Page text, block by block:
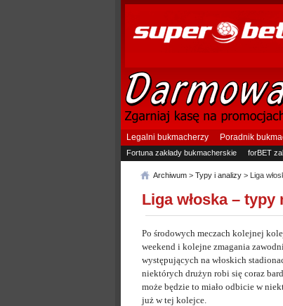
Legalni bukmacherzy Poradnik
Fortuna zakłady bukmacherskie forBET
Archiwum > Typy i analizy > Liga
Liga włoska – typy
Po środowych meczach kolejnej
weekend i kolejne zmagania
występujących na włoskich
niektórych drużyn robi się coraz
może będzie to miało odbicie w
już w tej kolejce.